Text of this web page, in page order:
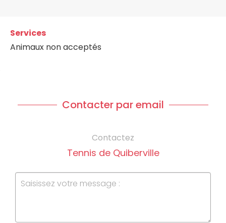
Services
Animaux non acceptés
Contacter par email
Contactez
Tennis de Quiberville